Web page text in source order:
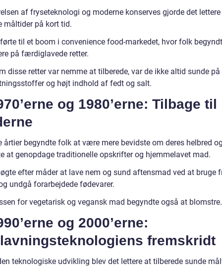
af fryseteknologi og moderne konserves gjorde det
måltider på kort tid.
til et boom i convenience food-markedet, hvor folk
på færdiglavede retter.
disse retter var nemme at tilberede, var de ikke altid sunde
og højt indhold af fedt og salt.
og 1980’erne: Tilbage til
årtier begyndte folk at være mere bevidste om deres helbred
at genopdage traditionelle opskrifter og hjemmelavet mad.
efter måder at lave nem og sund aftensmad ved at bruge
undgå forarbejdede fødevarer.
for vegetarisk og vegansk mad begyndte også at blomstre.
og 2000’erne:
fremskridt
teknologiske udvikling blev det lettere at tilberede sunde